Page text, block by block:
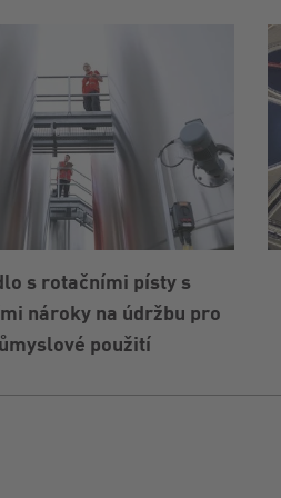
s rotačními písty s
nároky na údržbu pro
použití